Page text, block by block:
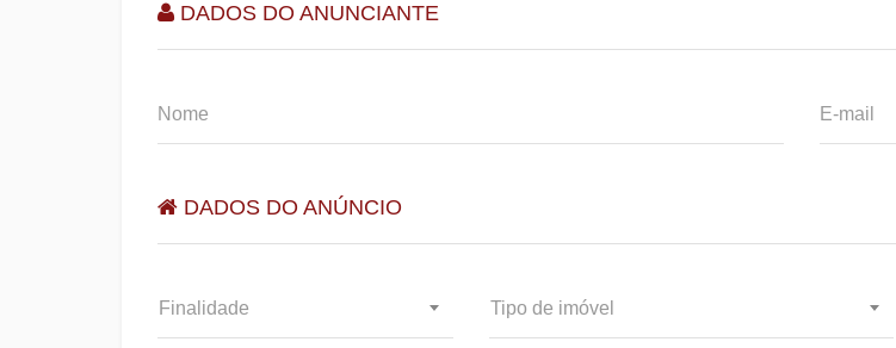
DADOS DO ANUNCIANTE
DADOS DO ANÚNCIO
Finalidade Tipo de imóvel